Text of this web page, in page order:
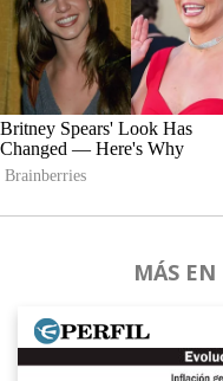
MÁS EN